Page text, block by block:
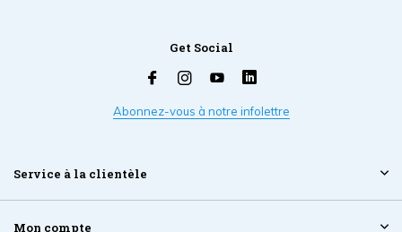
Get Social
Abonnez-vous à notre infolettre
Service à la clientèle
Mon compte